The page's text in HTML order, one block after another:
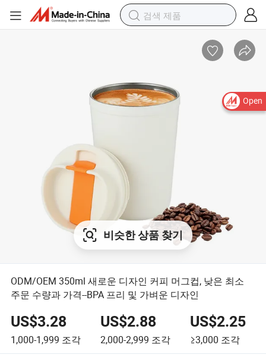
Open
비슷한 상품 찾기
ODM/OEM 350ml 새로운 디자인 커피 머그컵, 낮은 최소
주문 수량과 가격--BPA 프리 및 가벼운 디자인
US$3.28
1,000-1,999 조각
US$2.88
2,000-2,999 조각
US$2.25
≥3,000 조각